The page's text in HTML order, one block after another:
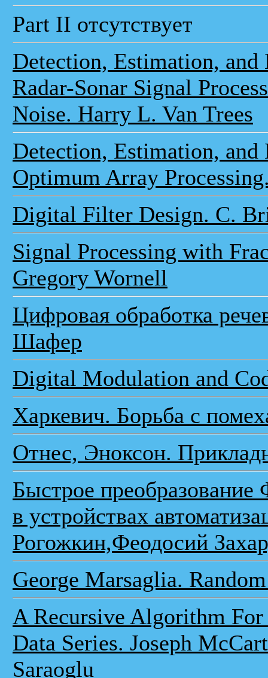
Part II отсутствует
Detection, Estimation,
Radar-Sonar Signal
Noise. Harry L. Van Trees
Detection, Estimation,
Optimum Array
Digital Filter Design. C.
Signal Processing with
Gregory Wornell
Цифровая обработка
Шафер
Digital Modulation and
Харкевич. Борьба с
Отнес, Эноксон.
Быстрое преобразование
в устройствах
Рогожкин,Феодосий
George Marsaglia.
A Recursive Algorithm
Data Series. Joseph
Saraoglu